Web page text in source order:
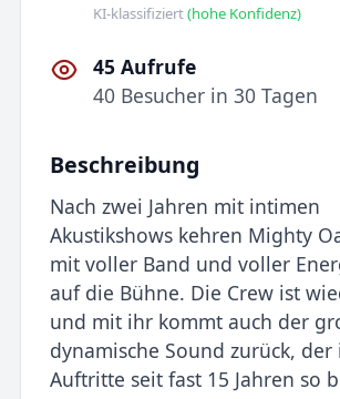
KI-klassifiziert(hohe Konfidenz)
45 Aufrufe
40 Besucher in 30 Tagen
Beschreibung
Nach zwei Jahren mit intimen
Akustikshows kehren Mighty
mit voller Band und voller
auf die Bühne. Die Crew ist
und mit ihr kommt auch der
dynamische Sound zurück, der
Auftritte seit fast 15 Jahren so